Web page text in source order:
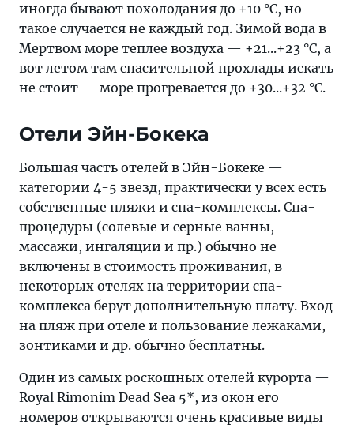
иногда бывают похолодания до +10 °С, но
такое случается не каждый год. Зимой вода в
Мертвом море теплее воздуха — +21...+23 °С, а
вот летом там спасительной прохлады искать
не стоит — море прогревается до +30...+32 °С.
Отели Эйн-Бокека
Большая часть отелей в Эйн-Бокеке —
категории 4-5 звезд, практически у всех есть
собственные пляжи и спа-комплексы. Спа-
процедуры (солевые и серные ванны,
массажи, ингаляции и пр.) обычно не
включены в стоимость проживания, в
некоторых отелях на территории спа-
комплекса берут дополнительную плату. Вход
на пляж при отеле и пользование лежаками,
зонтиками и др. обычно бесплатны.
Один из самых роскошных отелей курорта —
Royal Rimonim Dead Sea 5*, из окон его
номеров открываются очень красивые виды